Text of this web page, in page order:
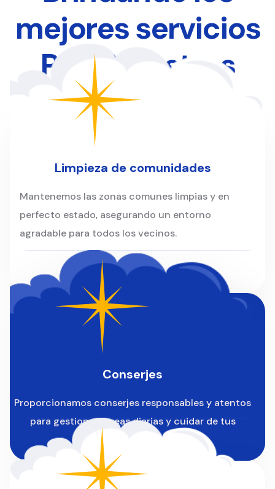
mejores servicios
Para Nuestros
Clientes
Limpieza de comunidades
Mantenemos las zonas comunes limpias y en
perfecto estado, asegurando un entorno
agradable para todos los vecinos.
Conserjes
Proporcionamos conserjes responsables y atentos
para gestionar tareas diarias y cuidar de tus
instalaciones.